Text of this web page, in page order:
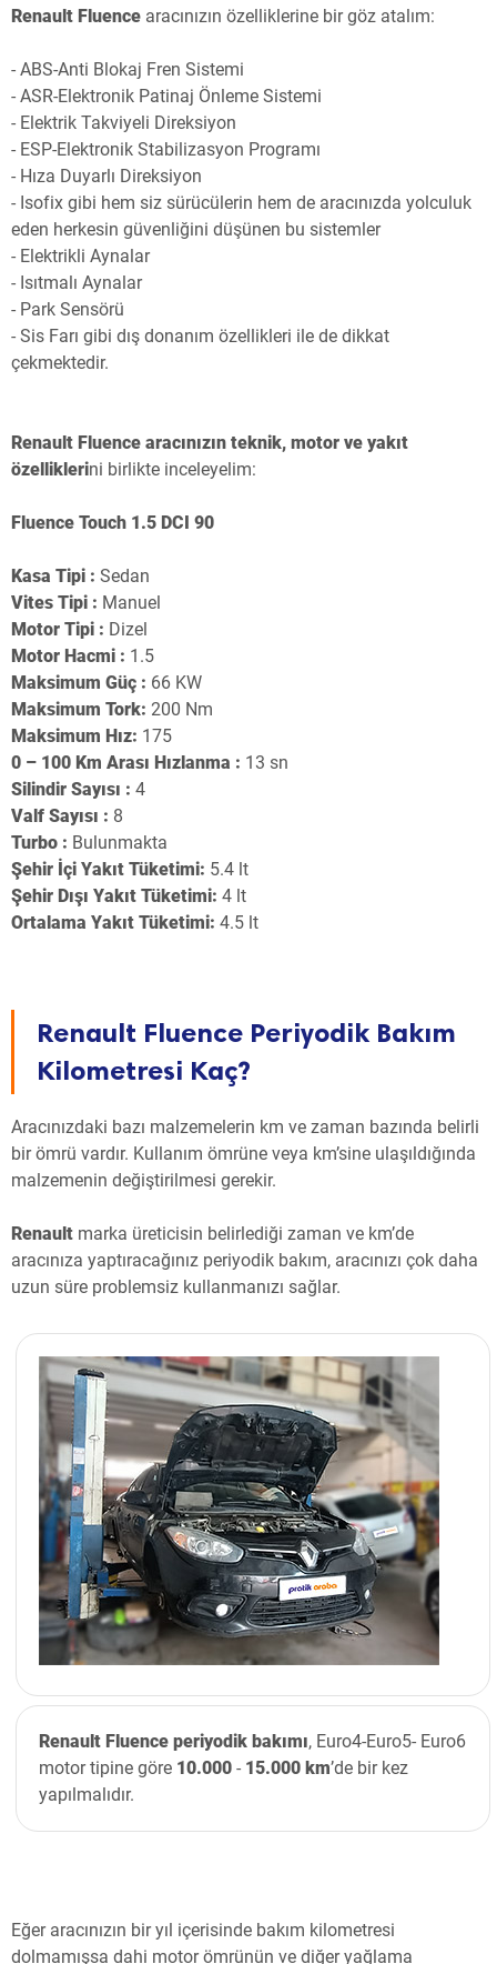
Renault Fluence aracınızın özelliklerine bir göz atalım:
- ABS-Anti Blokaj Fren Sistemi
- ASR-Elektronik Patinaj Önleme Sistemi
- Elektrik Takviyeli Direksiyon
- ESP-Elektronik Stabilizasyon Programı
- Hıza Duyarlı Direksiyon
- Isofix gibi hem siz sürücülerin hem de aracınızda yolculuk
eden herkesin güvenliğini düşünen bu sistemler
- Elektrikli Aynalar
- Isıtmalı Aynalar
- Park Sensörü
- Sis Farı gibi dış donanım özellikleri ile de dikkat
çekmektedir.
Renault Fluence aracınızın teknik, motor ve yakıt
özelliklerini birlikte inceleyelim:
Fluence Touch 1.5 DCI 90
Kasa Tipi : Sedan
Vites Tipi : Manuel
Motor Tipi : Dizel
Motor Hacmi : 1.5
Maksimum Güç : 66 KW
Maksimum Tork: 200 Nm
Maksimum Hız: 175
0 – 100 Km Arası Hızlanma : 13 sn
Silindir Sayısı : 4
Valf Sayısı : 8
Turbo : Bulunmakta
Şehir İçi Yakıt Tüketimi: 5.4 lt
Şehir Dışı Yakıt Tüketimi: 4 lt
Ortalama Yakıt Tüketimi: 4.5 lt
Renault Fluence Periyodik Bakım
Kilometresi Kaç?
Aracınızdaki bazı malzemelerin km ve zaman bazında belirli
bir ömrü vardır. Kullanım ömrüne veya km’sine ulaşıldığında
malzemenin değiştirilmesi gerekir.
Renault marka üreticisin belirlediği zaman ve km’de
aracınıza yaptıracağınız periyodik bakım, aracınızı çok daha
uzun süre problemsiz kullanmanızı sağlar.
Renault Fluence periyodik bakımı, Euro4-Euro5- Euro6
motor tipine göre 10.000- 15.000 km’de bir kez
yapılmalıdır.
Eğer aracınızın bir yıl içerisinde bakım kilometresi
dolmamışsa dahi motor ömrünün ve diğer yağlama